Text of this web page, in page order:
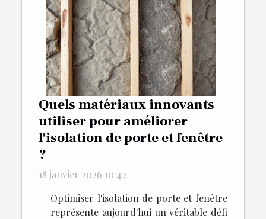
Quels matériaux innovants
utiliser pour améliorer
l'isolation de porte et fenêtre
?
18 janvier 2026 10:42
Optimiser l'isolation de porte et fenêtre
représente aujourd'hui un véritable défi